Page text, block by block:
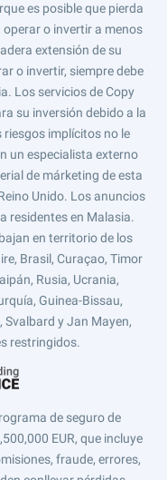
es posible que pierda
o invertir a menos
extensión de su
o invertir, siempre debe
Los servicios de Copy
su inversión debido a la
implícitos no le
un especialista externo
de márketing de esta
Unido. Los anuncios
residentes en Malasia.
en territorio de los
Brasil, Curaçao, Timor
Rusia, Ucrania,
Guinea-Bissau,
Svalbard y Jan Mayen,
restringidos.
de seguro de
EUR, que incluye
fraude, errores,